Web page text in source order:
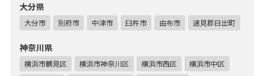
大分県
大分市 別府市 中津市 臼杵市 由布市 速見郡日出町
神奈川県
横浜市鶴見区 横浜市神奈川区 横浜市西区
横浜市中区